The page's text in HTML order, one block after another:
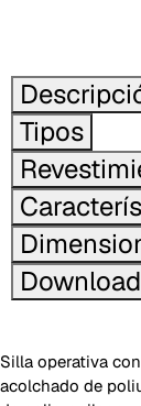
Tipos
Download
Silla operativa
acolchado de